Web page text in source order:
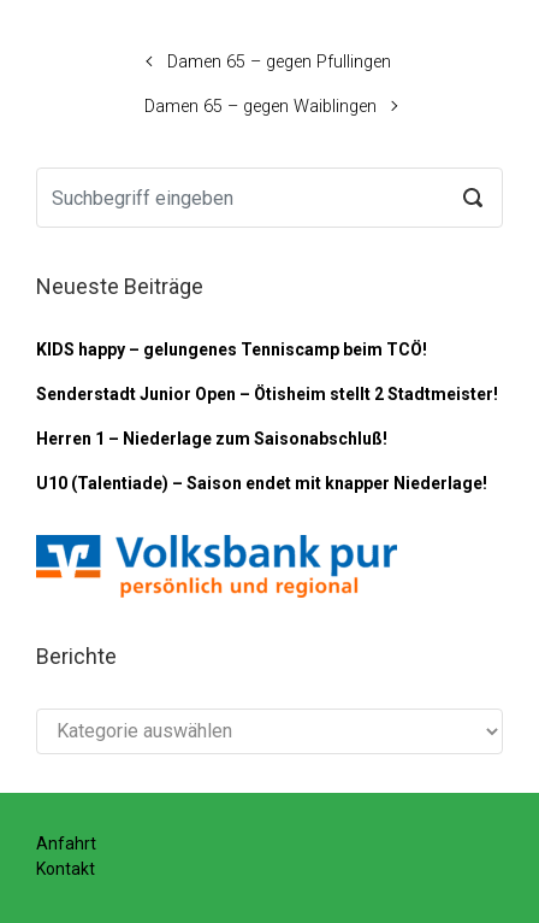
Damen 65 – gegen Pfullingen
Damen 65 – gegen Waiblingen
Neueste Beiträge
KIDS happy – gelungenes Tenniscamp beim TCÖ!
Senderstadt Junior Open – Ötisheim stellt 2 Stadtmeister!
Herren 1 – Niederlage zum Saisonabschluß!
U10 (Talentiade) – Saison endet mit knapper Niederlage!
Berichte
Berichte
Anfahrt
Kontakt